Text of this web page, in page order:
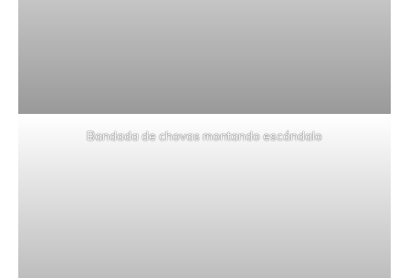
Bandada de chovas montando escándalo